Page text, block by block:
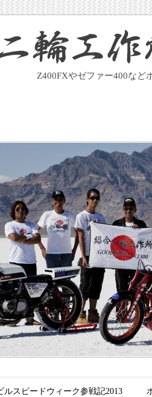
Z400FXやゼファー400など
ルスピードウィーク参戦記2013